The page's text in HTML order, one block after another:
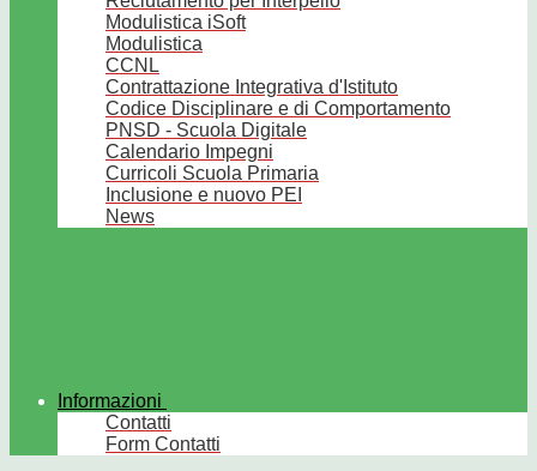
Modulistica iSoft
Modulistica
CCNL
Contrattazione Integrativa d'Istituto
Codice Disciplinare e di Comportamento
PNSD - Scuola Digitale
Calendario Impegni
Curricoli Scuola Primaria
Inclusione e nuovo PEI
News
Informazioni
Contatti
Form Contatti